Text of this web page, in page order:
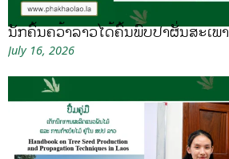
ນັກຄົ້ນຄວ້າລາວໄດ້ຄົ້ນພົບປາຜັ່ນສະເພ
July 16, 2026